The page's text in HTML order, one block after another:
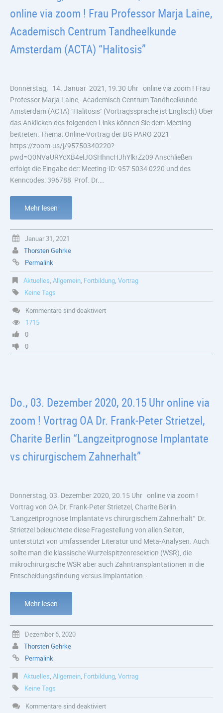
online via zoom ! Frau Professor Marja Laine,
Academisch Centrum Tandheelkunde
Amsterdam (ACTA) “Halitosis”
Donnerstag, 14. Januar 2021, 19.30 Uhr online via zoom ! Frau
Professor Marja Laine, Academisch Centrum Tandheelkunde
Amsterdam (ACTA) "Halitosis" (Vortragssprache ist Englisch) Über
das Anklicken des folgenden Links können Sie dem Meeting
beitreten: Thema: Online-Vortrag der BG PARO 2021
https://zoom.us/j/95750340220?
pwd=Q0NVaURYcXB4elJOSHhncHJhYlkrZz09 Anschließen
erfolgt die Eingabe der: Meeting-ID: 957 5034 0220 und des
Kenncodes: 396788 Prof. Dr.…
Mehr lesen
Januar 31, 2021
Thorsten Gehrke
Permalink
Aktuelles, Allgemein, Fortbildung, Vortrag
Keine Tags
Kommentare sind deaktiviert
1715
0
0
Do., 03. Dezember 2020, 20.15 Uhr online via
zoom ! Vortrag OA Dr. Frank-Peter Strietzel,
Charite Berlin “Langzeitprognose Implantate
vs chirurgischem Zahnerhalt”
Donnerstag, 03. Dezember 2020, 20.15 Uhr online via zoom !
Vortrag von OA Dr. Frank-Peter Strietzel, Charite Berlin
"Langzeitprognose Implantate vs chirurgischem Zahnerhalt" Dr.
Strietzel beleuchtete diese Fragestellung von allen Seiten,
unterstützt von umfassender Literatur und Meta-Analysen. Auch
sollte man die klassische Wurzelspitzenresektion (WSR), die
mikrochirurgische WSR aber auch Zahntransplantationen in die
Entscheidungsfindung versus Implantation…
Mehr lesen
Dezember 6, 2020
Thorsten Gehrke
Permalink
Aktuelles, Allgemein, Fortbildung, Vortrag
Keine Tags
Kommentare sind deaktiviert